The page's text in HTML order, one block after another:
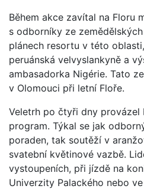
Během akce zavítal na Floru
s odborníky ze
plánech resortu v této
peruánská velvyslankyně a
ambasadorka Nigérie. Tato
v Olomouci při letní Floře.
Veletrh po čtyři dny
program. Týkal se jak
poraden, tak soutěží v
svatební květinové vazbě.
vystoupeních, při jízdě na
Univerzity Palackého nebo